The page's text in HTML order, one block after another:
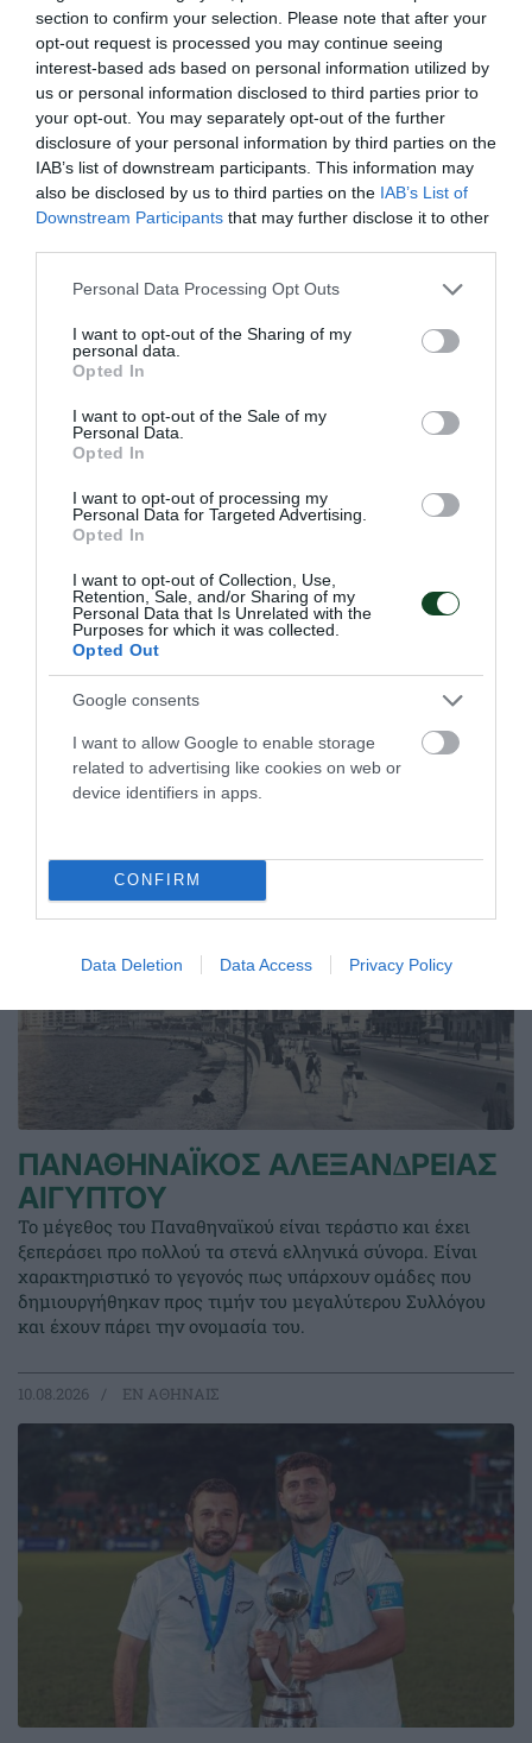
section to confirm your selection. Please note that after your
opt-out request is processed you may continue seeing
interest-based ads based on personal information utilized by
us or personal information disclosed to third parties prior to
your opt-out. You may separately opt-out of the further
disclosure of your personal information by third parties on the
IAB’s list of downstream participants. This information may
also be disclosed by us to third parties on the IAB’s List of
Downstream Participants that may further disclose it to other
Please note that this website/app uses one or more Google
not limited to your visit or usage behaviour. You may click to
grant or deny consent to Google and its third-party tags to
use your data for below specified purposes in below Google
consent section.
Personal Data Processing Opt Outs
I want to opt-out of the Sharing of my
personal data.
Opted In
I want to opt-out of the Sale of my
Personal Data.
Opted In
I want to opt-out of processing my
Personal Data for Targeted Advertising.
Opted In
I want to opt-out of Collection, Use,
Retention, Sale, and/or Sharing of my
Personal Data that Is Unrelated with the
Purposes for which it was collected.
Opted Out
Google consents
I want to allow Google to enable storage
related to advertising like cookies on web or
device identifiers in apps.
CONFIRM
Data Deletion Data Access Privacy Policy
14ος στην Ευρώπη ο Γεννίκης
Ο Κώστας Γεννίκης συμμετείχε στον προκριματικό της
σφαιροβολίας στο Ευρωπαϊκό πρωτάθλημα του
Μπέρμιγχαμ.
10.08.2026 ΣΤΙΒΟΣ
Σαν σήμερα το 1947-Το πρώτο
«τρίφυλλο» παγκόσμιο ρεκόρ!
Η πρώτη φορά που πιάσανε τα 60 Hits στον κόσμο στη
σκοποβολή είχε και «πράσινη» στάμπα το μακρινό 1947 στη
Στοκχόλμη και ο Σύλλογος δεν λησμονεί τη στιγμή.
10.08.2026 ΣΚΟΠΟΒΟΛΗ
ΠΑΝΑΘΗΝΑΪΚΟΣ ΑΛΕΞΑΝ∆ΡΕΙΑΣ
ΑΙΓΥΠΤΟΥ
Το μέγεθος του Παναθηναϊκού είναι τεράστιο και έχει
ξεπεράσει προ πολλού τα στενά ελληνικά σύνορα. Είναι
χαρακτηριστικό το γεγονός πως υπάρχουν ομάδες που
δημιουργήθηκαν προς τιμήν του μεγαλύτερου Συλλόγου
και έχουν πάρει την ονομασία του.
10.08.2026 EΝ ΑΘΗΝΑΙΣ